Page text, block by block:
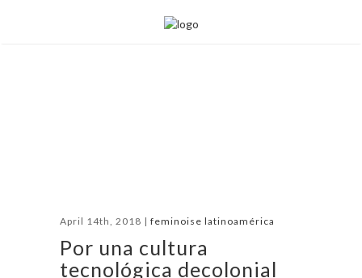
April 14th, 2018 | feminoise latinoamérica
Por una cultura
tecnológica decolonial